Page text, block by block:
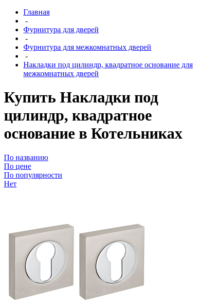
Главная
-
Фурнитура для дверей
-
Фурнитура для межкомнатных дверей
-
Накладки под цилиндр, квадратное основание для
межкомнатных дверей
Купить Накладки под
цилиндр, квадратное
основание в Котельниках
По названию
По цене
По популярности
Нет